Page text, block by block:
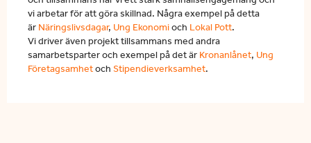
vi arbetar för att göra skillnad. Några exempel på detta
är Näringslivsdagar, Ung Ekonomioch Lokal Pott.
Vi driver även projekt tillsammans med andra
samarbetsparter och exempel på det är Kronanlånet, Ung
Företagsamhetoch Stipendieverksamhet.